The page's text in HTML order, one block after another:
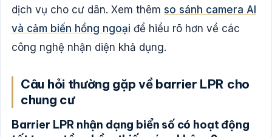
dịch vụ cho cư dân. Xem thêm so sánh camera AI
và cảm biến hồng ngoại để hiểu rõ hơn về các
công nghệ nhận diện khả dụng.
Câu hỏi thường gặp về barrier LPR cho
chung cư
Barrier LPR nhận dạng biển số có hoạt động